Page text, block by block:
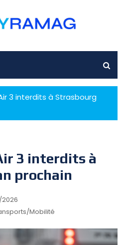
3 interdits à Strasbourg
3 interdits à
prochain
Mobilité